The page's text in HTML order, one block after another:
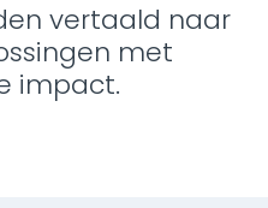
vertaald naar
met
impact.